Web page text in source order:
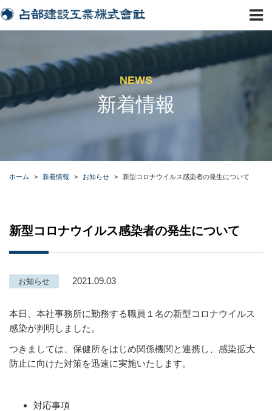
NEWS
新着情報
ホーム > 新着情報 > お知らせ > 新型コロナウイルス感染者の発生について
新型コロナウイルス感染者の発生について
お知らせ 2021.09.03
本日、本社事務所に勤務する職員１名の新型コロナウイルス
感染が判明しました。
つきましては、保健所をはじめ関係機関と連携し、感染拡大
防止に向けた対策を迅速に実施いたします。
対応事項